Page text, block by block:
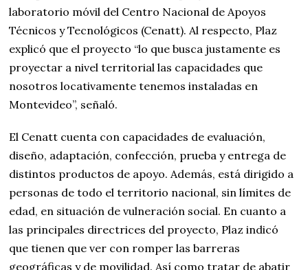
laboratorio móvil del Centro Nacional de Apoyos
Técnicos y Tecnológicos (Cenatt). Al respecto, Plaz
explicó que el proyecto “lo que busca justamente es
proyectar a nivel territorial las capacidades que
nosotros locativamente tenemos instaladas en
Montevideo”, señaló.
El Cenatt cuenta con capacidades de evaluación,
diseño, adaptación, confección, prueba y entrega de
distintos productos de apoyo. Además, está dirigido a
personas de todo el territorio nacional, sin límites de
edad, en situación de vulneración social. En cuanto a
las principales directrices del proyecto, Plaz indicó
que tienen que ver con romper las barreras
geográficas y de movilidad. Así como tratar de abatir